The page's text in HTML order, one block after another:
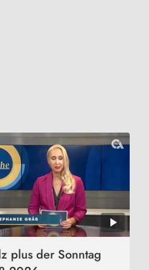
plus der Sonntag